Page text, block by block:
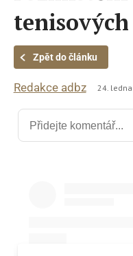
Zpět do článku
Redakce adbz 24.